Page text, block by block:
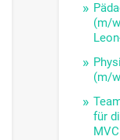
(m/
(m/
für